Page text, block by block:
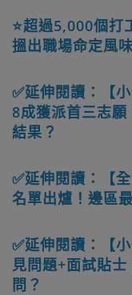
⭐超過5,000個打
搵出職場命定風
✅延伸閱讀：【
8成獲派首三志
結果？
✅延伸閱讀：【
名單出爐！邊區
✅延伸閱讀：【
見問題+面試貼
問？